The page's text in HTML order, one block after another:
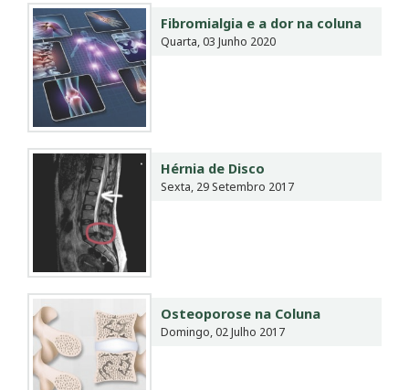
Fibromialgia e a dor na coluna
Quarta, 03 Junho 2020
Hérnia de Disco
Sexta, 29 Setembro 2017
Osteoporose na Coluna
Domingo, 02 Julho 2017